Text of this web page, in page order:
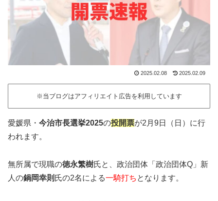
2025.02.08 2025.02.09
※当ブログはアフィリエイト広告を利用しています
愛媛県・ 今治市長選挙2025の投開票が2月9日（日）に行
われます。
無所属で現職の徳永繁樹氏と、政治団体「政治団体Q」新
人の鍋岡幸則 氏の2名による一騎打ち となります。